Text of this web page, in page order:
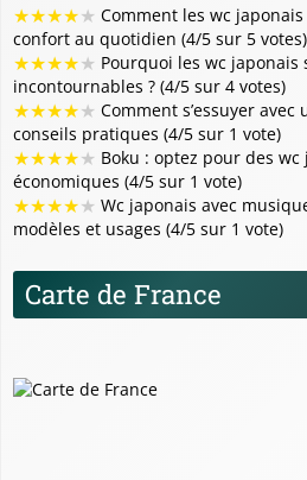
★★★★★ Comment les wc
confort au quotidien (4/5 sur 5 votes)
★★★★★ Pourquoi les wc japonais
incontournables ? (4/5 sur 4 votes)
★★★★★ Comment s’essuyer
conseils pratiques (4/5 sur 1 vote)
★★★★★ Boku : optez pour des
économiques (4/5 sur 1 vote)
★★★★★ Wc japonais avec
modèles et usages (4/5 sur 1 vote)
Carte de France